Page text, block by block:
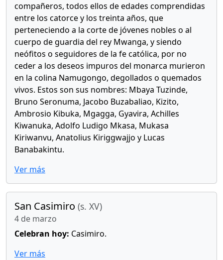
compañeros, todos ellos de edades comprendidas
entre los catorce y los treinta años, que
perteneciendo a la corte de jóvenes nobles o al
cuerpo de guardia del rey Mwanga, y siendo
neófitos o seguidores de la fe católica, por no
ceder a los deseos impuros del monarca murieron
en la colina Namugongo, degollados o quemados
vivos. Estos son sus nombres: Mbaya Tuzinde,
Bruno Seronuma, Jacobo Buzabaliao, Kizito,
Ambrosio Kibuka, Mgagga, Gyavira, Achilles
Kiwanuka, Adolfo Ludigo Mkasa, Mukasa
Kiriwanvu, Anatolius Kiriggwajjo y Lucas
Banabakintu.
Ver más
San Casimiro (s. XV)
4 de marzo
Celebran hoy: Casimiro.
Ver más